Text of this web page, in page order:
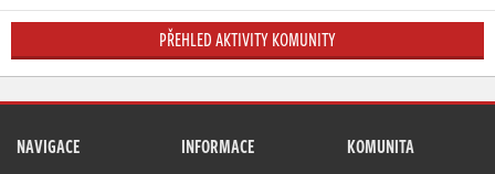
PŘEHLED AKTIVITY KOMUNITY
NAVIGACE INFORMACE KOMUNITA